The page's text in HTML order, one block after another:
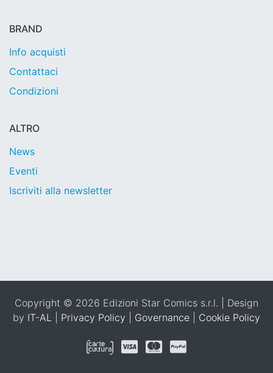
BRAND
Info acquisti
Contattaci
Condizioni
ALTRO
News
Eventi
Iscriviti alla newsletter
Copyright © 2026 Edizioni Star Comics s.r.l. | Design
by IT-AL Privacy Policy Governance Cookie Policy